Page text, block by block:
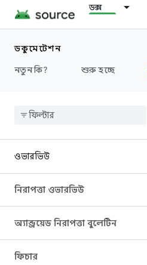
ডক্স
ডকুমেন্টেশন
নতুন কি?
শুরু হচ্ছে
ওভারভিউ
নিরাপত্তা ওভারভিউ
অ্যান্ড্রয়েড নিরাপত্তা বুলেটিন
ফিচার